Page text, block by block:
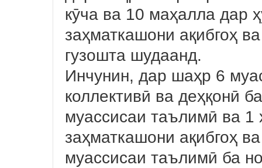
кӯча ва 10 маҳалла дар
заҳматкашони ақибгоҳ
гузошта шудаанд.
Инчунин, дар шаҳр 6
коллективӣ ва деҳқонӣ
муассисаи таълимӣ ва 1
заҳматкашони ақибгоҳ
муассисаи таълимӣ ба